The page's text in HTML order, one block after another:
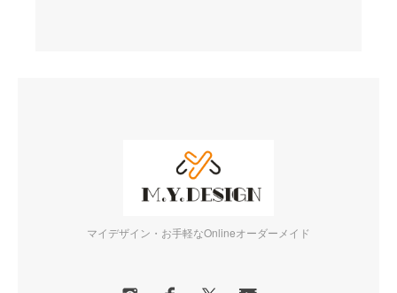
マイデザイン・お手軽なOnlineオーダーメイド